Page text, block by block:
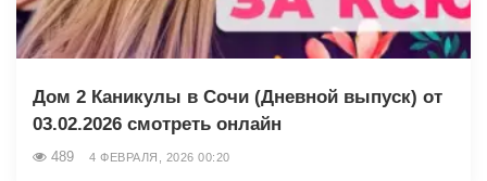
Дом 2 Каникулы в Сочи (Дневной выпуск) от
03.02.2026 смотреть онлайн
489 4 ФЕВРАЛЯ, 2026 00:20